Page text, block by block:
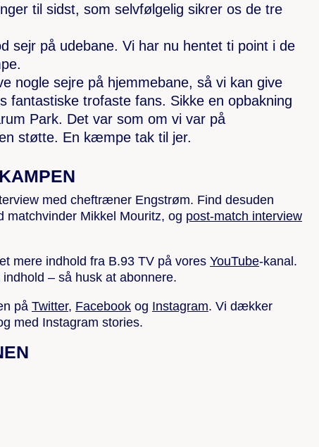
til sidst, som selvfølgelig sikrer os de tre
sejr på udebane. Vi har nu hentet ti point i de
nogle sejre på hjemmebane, så vi kan give
fantastiske trofaste fans. Sikke en opbakning
Park. Det var som om vi var på
støtte. En kæmpe tak til jer.
med cheftræner Engstrøm. Find desuden
matchvinder Mikkel Mouritz, og post-match interview
mere indhold fra B.93 TV på vores YouTube-kanal.
– så husk at abonnere.
på Twitter, Facebook og Instagram. Vi dækker
med Instagram stories.